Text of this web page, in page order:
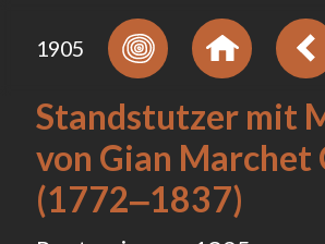
1905
Standstutzer mit
von Gian Marchet
(1772‒1837)